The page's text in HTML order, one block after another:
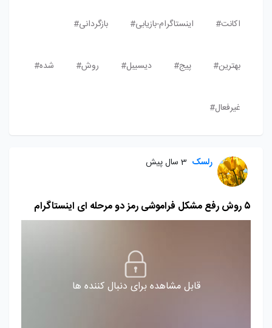
اکانت# اینستاگرام-بازیابی# بازگردانی#
بهترین# پیج# دیسیبل# روش# شده#
غیرفعال#
رلسک 3 سال پیش
۵ روش رفع مشکل فراموشی رمز دو مرحله ای اینستاگرام
قابل مشاهده برای دنبال کننده ها